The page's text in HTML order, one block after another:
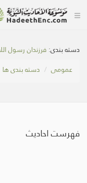
دسته بندی: فرزندان رسول
عمومی
دسته بندی ها
فهرست احادیث